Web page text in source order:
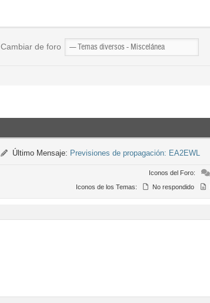
Cambiar de foro
Último Mensaje: Previsiones de propagación: EA2EWL
Iconos del Foro:
Iconos de los Temas:
No respondido